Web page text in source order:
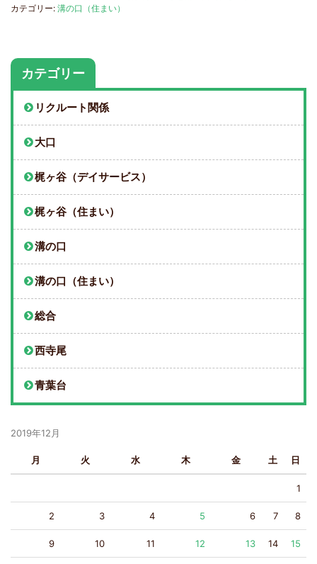
カテゴリー: 溝の口（住まい）
カテゴリー
リクルート関係
大口
梶ヶ谷（デイサービス）
梶ヶ谷（住まい）
溝の口
溝の口（住まい）
総合
西寺尾
青葉台
2019年12月
月 火 水 木 金 土 日
1
2 3 4 5 6 7 8
9 10 11 12 13 14 15